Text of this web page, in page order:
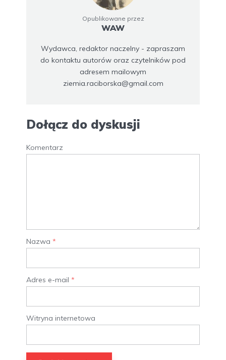
Opublikowane przez
WAW
Wydawca, redaktor naczelny - zapraszam
do kontaktu autorów oraz czytelników pod
adresem mailowym
ziemia.raciborska@gmail.com
Dołącz do dyskusji
Komentarz
Nazwa *
Adres e-mail *
Witryna internetowa